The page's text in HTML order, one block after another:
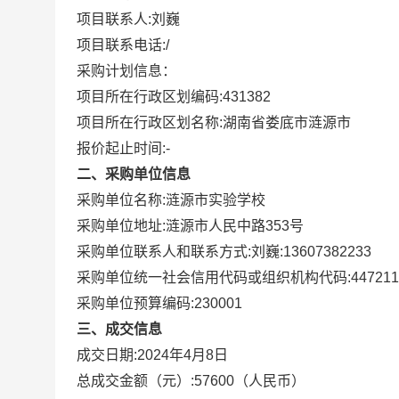
项目联系人:刘巍
项目联系电话:/
采购计划信息：
项目所在行政区划编码:431382
项目所在行政区划名称:湖南省娄底市涟源市
报价起止时间:-
二、采购单位信息
采购单位名称:涟源市实验学校
采购单位地址:涟源市人民中路353号
采购单位联系人和联系方式:刘巍:13607382233
采购单位统一社会信用代码或组织机构代码:
采购单位预算编码:230001
三、成交信息
成交日期:2024年4月8日
总成交金额（元）:57600 （人民币）